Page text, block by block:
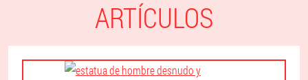
ARTÍCULOS